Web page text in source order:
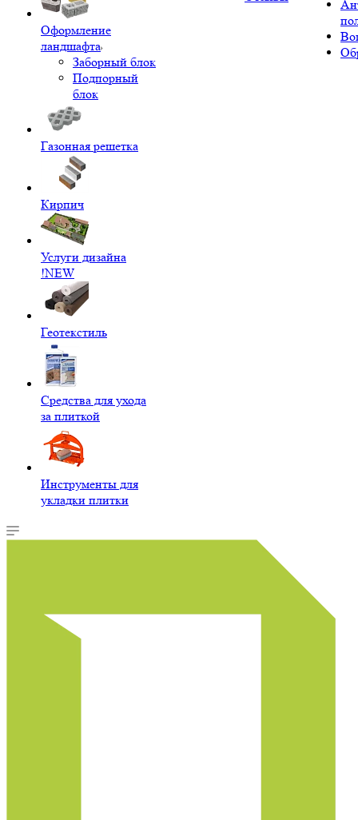
Оформление
ландшафта
Заборный блок
Подпорный
блок
Газонная решетка
Кирпич
Услуги дизайна
!NEW
Геотекстиль
Средства для ухода
за плиткой
Инструменты для
укладки плитки